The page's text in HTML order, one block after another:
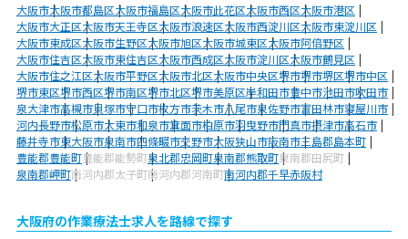
大阪市大阪市都島区大阪市福島区大阪市此花区大阪市西区大阪市港区
大阪市大正区大阪市天王寺区大阪市浪速区大阪市西淀川区大阪市東淀川区
大阪市東成区大阪市生野区大阪市旭区大阪市城東区大阪市阿倍野区
大阪市住吉区大阪市東住吉区大阪市西成区大阪市淀川区大阪市鶴見区
大阪市住之江区大阪市平野区大阪市北区大阪市中央区堺市堺市堺区堺市中区
堺市東区堺市西区堺市南区堺市北区堺市美原区岸和田市豊中市池田市吹田市
泉大津市高槻市貝塚市守口市枚方市茨木市八尾市泉佐野市富田林市寝屋川市
河内長野市松原市大東市和泉市箕面市柏原市羽曳野市門真市摂津市高石市
藤井寺市東大阪市泉南市四條畷市交野市大阪狭山市阪南市三島郡島本町
豊能郡豊能町豊能郡能勢町泉北郡忠岡町泉南郡熊取町泉南郡田尻町
泉南郡岬町南河内郡太子町南河内郡河南町南河内郡千早赤阪村
大阪府の作業療法士求人を路線で探す